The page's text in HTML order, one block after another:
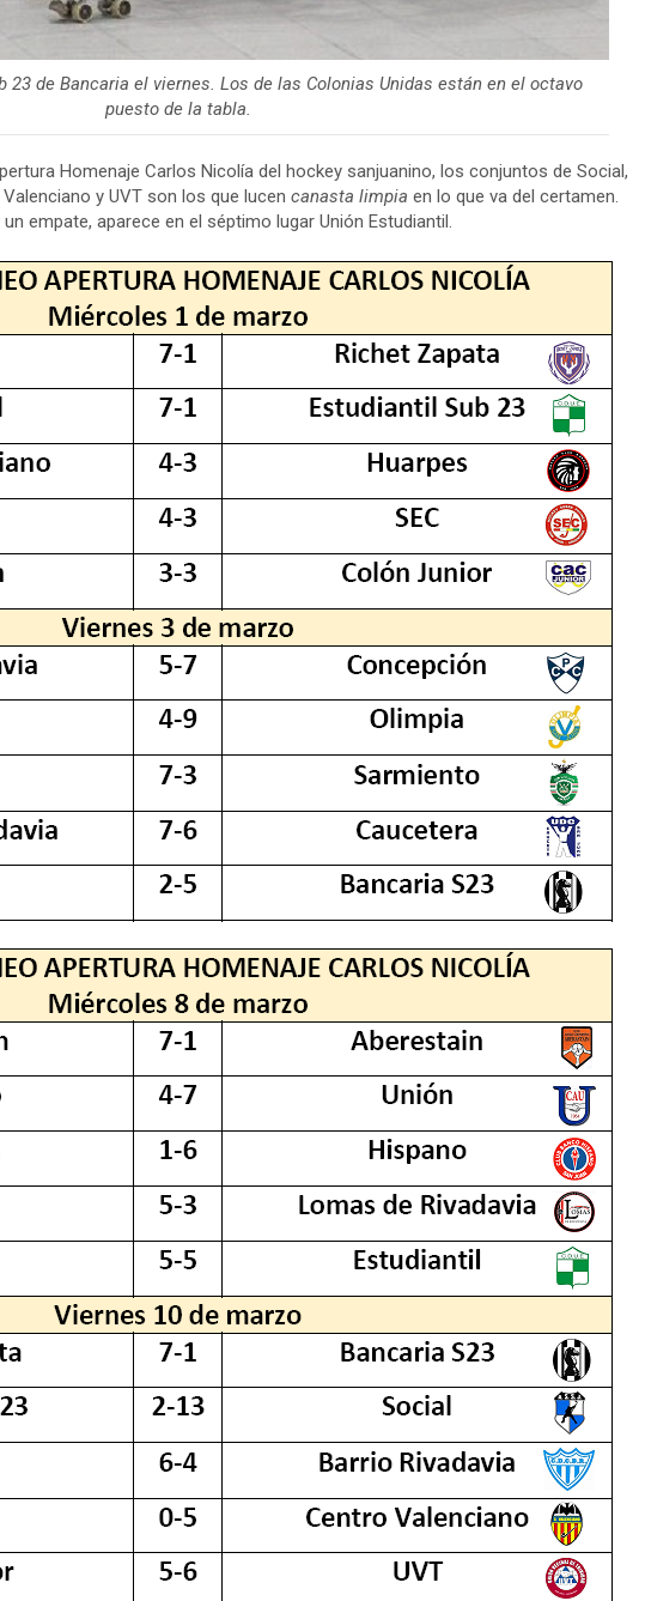
23 de Bancaria el viernes. Los de las Colonias Unidas están en el octavo
puesto de la tabla.
Homenaje Carlos Nicolía del hockey sanjuanino, los conjuntos de Social,
y UVT son los que lucen canasta limpia en lo que va del certamen.
empate, aparece en el séptimo lugar Unión Estudiantil.